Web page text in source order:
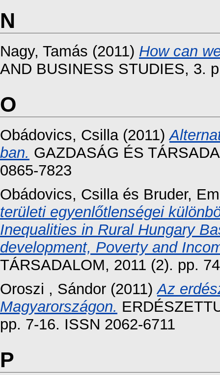
N
Nagy, Tamás (2011) How can
AND BUSINESS STUDIES, 3.
O
Obádovics, Csilla(2011)
ban. GAZDASÁG ÉS
0865-7823
Obádovics, Csillaés Bruder,
területi egyenlőtlenségei
Inequalities in Rural Hungary
development, Poverty and
TÁRSADALOM, 2011 (2). pp.
Oroszi , Sándor (2011)Az
Magyarországon.
pp. 7-16. ISSN 2062-6711
P